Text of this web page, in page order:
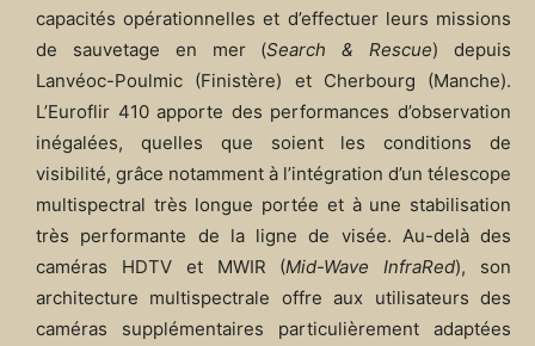
capacités opérationnelles et d’effectuer leurs missions
de sauvetage en mer (Search & Rescue) depuis
Lanvéoc-Poulmic (Finistère) et Cherbourg (Manche).
L’Euroflir 410 apporte des performances d’observation
inégalées, quelles que soient les conditions de
visibilité, grâce notamment à l’intégration d’un télescope
multispectral très longue portée et à une stabilisation
très performante de la ligne de visée. Au-delà des
caméras HDTV et MWIR (Mid-Wave InfraRed), son
architecture multispectrale offre aux utilisateurs des
caméras supplémentaires particulièrement adaptées